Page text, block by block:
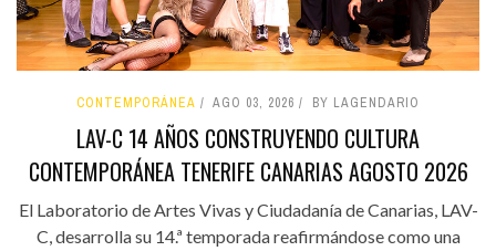
CONTEMPORÁNEA AGO 03, 2026 BY LAGENDARIO
LAV-C 14 AÑOS CONSTRUYENDO CULTURA
CONTEMPORÁNEA TENERIFE CANARIAS AGOSTO 2026
El Laboratorio de Artes Vivas y Ciudadanía de Canarias, LAV-
C, desarrolla su 14.ª temporada reafirmándose como una